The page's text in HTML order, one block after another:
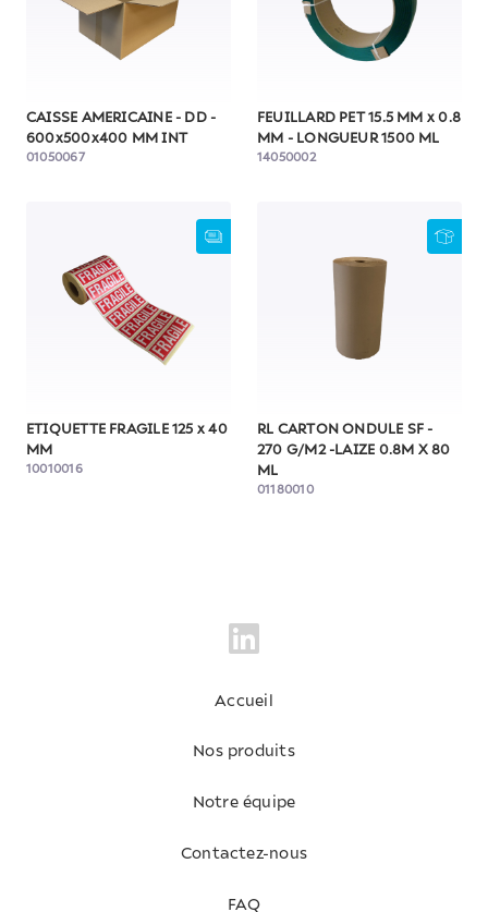
CAISSE AMERICAINE - DD -
600x500x400 MM INT
01050067
FEUILLARD PET 15.5 MM x 0.8
MM - LONGUEUR 1500 ML
14050002
ETIQUETTE FRAGILE 125 x 40
MM
10010016
RL CARTON ONDULE SF -
270 G/M2 -LAIZE 0.8M X 80
ML
01180010
Accueil
Nos produits
Notre équipe
Contactez-nous
FAQ